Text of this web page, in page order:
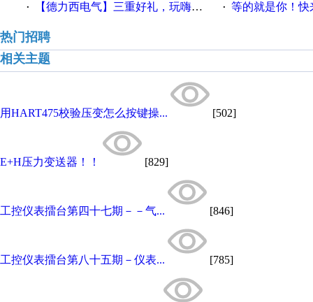
· 【德力西电气】三重好礼，玩嗨夏日！ · 等的就是你！快来
热门招聘
相关主题
用HART475校验压变怎么按键操... [502]
E+H压力变送器！！ [829]
工控仪表擂台第四十七期－－气... [846]
工控仪表擂台第八十五期－仪表... [785]